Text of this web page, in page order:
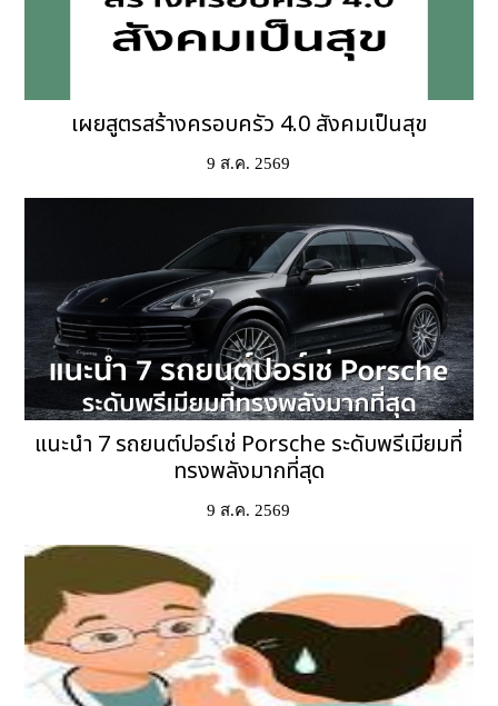
เผยสูตรสร้างครอบครัว 4.0 สังคมเป็นสุข
9 ส.ค. 2569
แนะนำ 7 รถยนต์ปอร์เช่ Porsche ระดับพรีเมียมที่
ทรงพลังมากที่สุด
9 ส.ค. 2569